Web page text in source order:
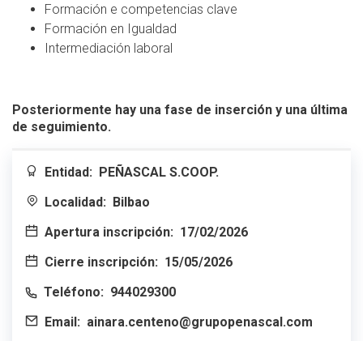
Formación e competencias clave
Formación en Igualdad
Intermediación laboral
Posteriormente hay una fase de inserción y una última
de seguimiento.
Entidad: PEÑASCAL S.COOP.
Localidad: Bilbao
Apertura inscripción: 17/02/2026
Cierre inscripción: 15/05/2026
Teléfono: 944029300
Email: ainara.centeno@grupopenascal.com